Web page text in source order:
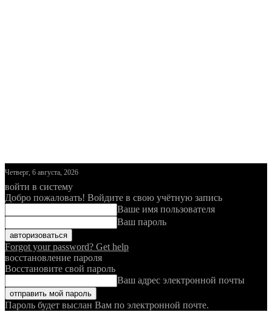
Четверг, 6 августа, 2026
войти в систему
Добро пожаловать! Войдите в свою учётную запись
Ваше имя пользователя
Ваш пароль
Forgot your password? Get help
восстановление пароля
Восстановите свой пароль
Ваш адрес электронной почты
Пароль будет выслан Вам по электронной почте.